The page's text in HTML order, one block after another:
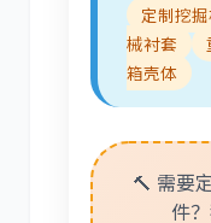
定制挖
械衬套
箱壳体
🔨 需要
件